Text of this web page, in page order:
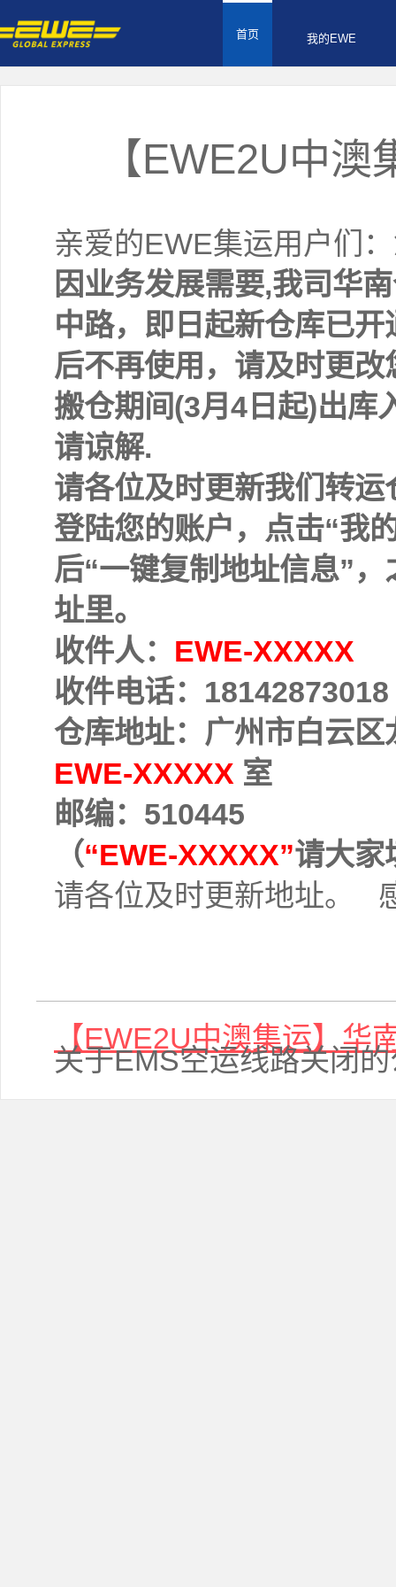
首页 我的EWE
【EWE2U中
亲爱的EWE集运用户们
因业务发展需要,我司华
中路，即日起新仓库已
后不再使用，请及时更
搬仓期间(3月4日起)出库
请谅解.
请各位及时更新我们转运
登陆您的账户，点击“我
后“一键复制地址信息”
址里。
收件人： EWE-XXXXX
收件电话：18142873018
仓库地址：广州市白云
EWE-XXXXX 室
邮编：510445
（“EWE-XXXXX”请大家
请各位及时更新地址。
【EWE2U中澳集运】华
关于EMS空运线路关闭